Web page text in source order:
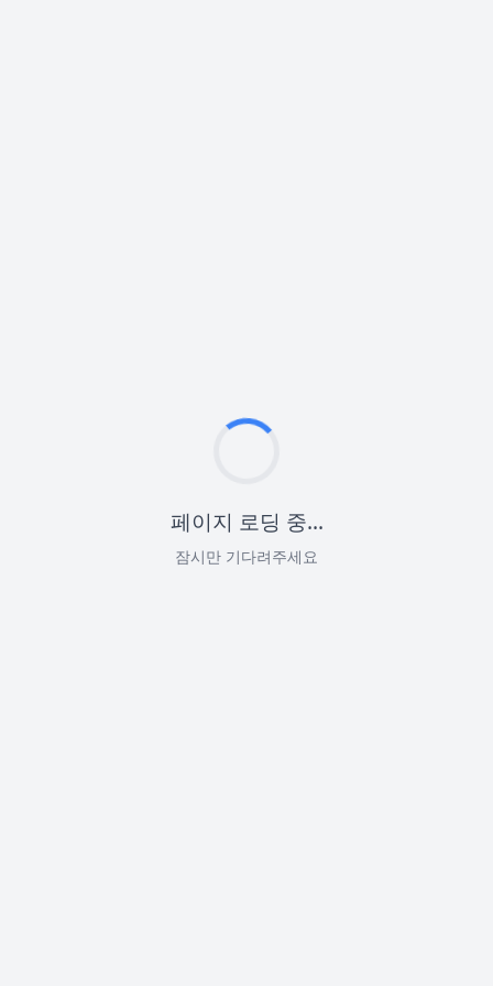
페이지 로딩 중...
잠시만 기다려주세요